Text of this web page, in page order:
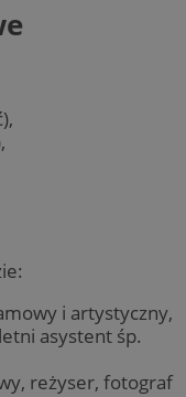
i artystyczny,
asystent śp.
reżyser, fotograf